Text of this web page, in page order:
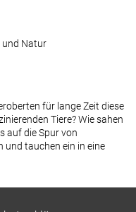
und Natur
für lange Zeit diese
Tiere? Wie sahen
auf die Spur von
und tauchen ein in eine